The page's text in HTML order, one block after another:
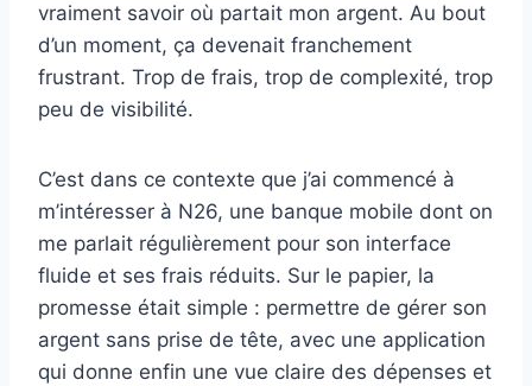
vraiment savoir où partait mon argent. Au bout
d’un moment, ça devenait franchement
frustrant. Trop de frais, trop de complexité, trop
peu de visibilité.
C’est dans ce contexte que j’ai commencé à
m’intéresser à N26, une banque mobile dont on
me parlait régulièrement pour son interface
fluide et ses frais réduits. Sur le papier, la
promesse était simple : permettre de gérer son
argent sans prise de tête, avec une application
qui donne enfin une vue claire des dépenses et